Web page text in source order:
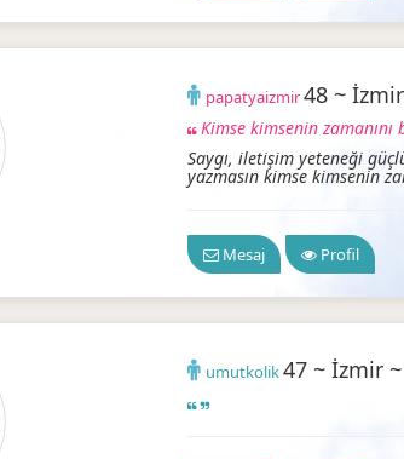
papatyaizmir48 ~
Kimse kimsenin
Saygı, iletişim yeteneği
yazmasın kimse kimsenin
Mesaj Profil
umutkolik47 ~ İzmir